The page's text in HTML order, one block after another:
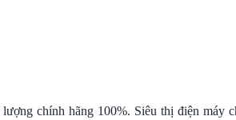
chính hãng 100%. Siêu thị điện máy